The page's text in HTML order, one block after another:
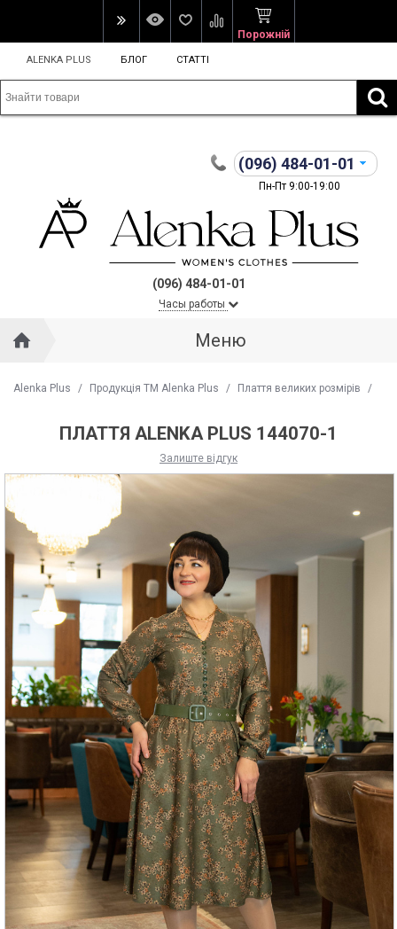
Порожній
ALENKA PLUS БЛОГ СТАТТІ
(096) 484-01-01
Пн-Пт 9:00-19:00
(096) 484-01-01
Часы работы
Меню
Alenka Plus / Продукція ТМ Alenka Plus / Плаття великих розмірів /
ПЛАТТЯ ALENKA PLUS 144070-1
Залиште відгук